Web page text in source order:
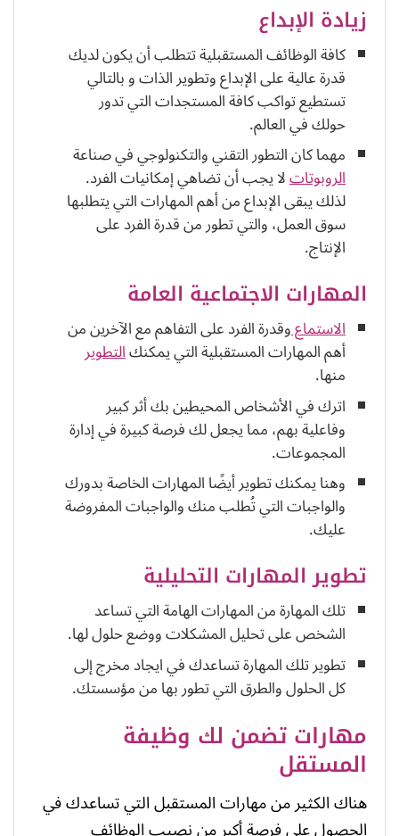
زيادة الإبداع
كافة الوظائف المستقبلية تتطلب أن يكون لديك
قدرة عالية على الإبداع وتطوير الذات و بالتالي
تستطيع تواكب كافة المستجدات التي تدور
حولك في العالم.
مهما كان التطور التقني والتكنولوجي في صناعة
الروبوتاتلا يجب أن تضاهي إمكانيات الفرد.
لذلك يبقى الإبداع من أهم المهارات التي يتطلبها
سوق العمل، والتي تطور من قدرة الفرد على
الإنتاج.
المهارات الاجتماعية العامة
الاستماعوقدرة الفرد على التفاهم مع الآخرين من
أهم المهارات المستقبلية التي يمكنكالتطوير
منها.
اترك في الأشخاص المحيطين بك أثر كبير
وفاعلية بهم، مما يجعل لك فرصة كبيرة في إدارة
المجموعات.
وهنا يمكنك تطوير أيضًا المهارات الخاصة بدورك
والواجبات التي تُطلب منك والواجبات المفروضة
عليك.
تطوير المهارات التحليلية
تلك المهارة من المهارات الهامة التي تساعد
الشخص على تحليل المشكلات ووضع حلول لها.
تطوير تلك المهارة تساعدك في ايجاد مخرج إلى
كل الحلول والطرق التي تطور بها من مؤسستك.
مهارات تضمن لك وظيفة
المستقل
هناك الكثير من مهارات المستقبل التي تساعدك في